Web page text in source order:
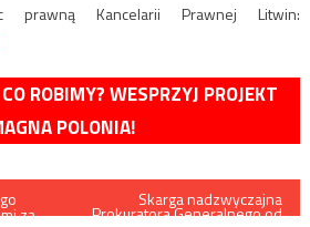
prawną Kancelarii Prawnej Litwin:
ROBIMY? WESPRZYJ PROJEKT
POLONIA!
za
Skarga nadzwyczajna
Prokuratora Generalnego od